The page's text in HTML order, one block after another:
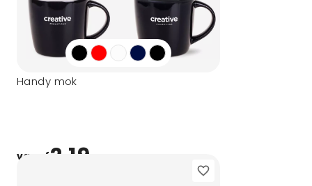
Handy mok
vanaf2,19